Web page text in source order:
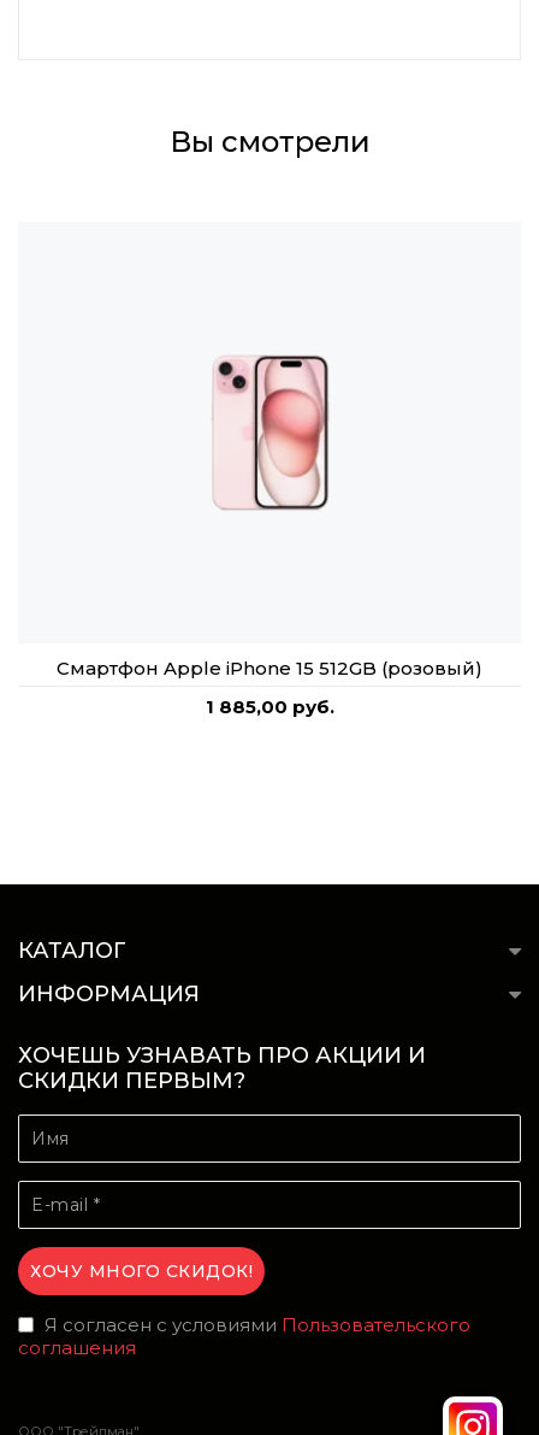
Вы смотрели
Смартфон Apple iPhone 15 512GB (розовый)
1 885,00 руб.
КАТАЛОГ
ИНФОРМАЦИЯ
ХОЧЕШЬ УЗНАВАТЬ ПРО АКЦИИ И
СКИДКИ ПЕРВЫМ?
Я согласен с условиями Пользовательского
соглашения
ООО "Трейдман"